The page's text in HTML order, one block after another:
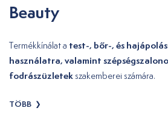
Beauty
Termékkínálat a test-, bőr-, és
használatra, valamint
fodrászüzletekszakemberei számára.
TÖBB